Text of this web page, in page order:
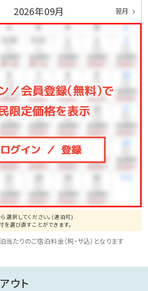
ください
ご希望のお客様は愛犬同伴可／デ
予約ください
70％（朝食のみ・素泊り：100％）
％（朝食のみ・素泊り：100％）
：無料
2026年09月 翌月
選択してください。(連泊可)
を選び直すことができます。
たりのご宿泊料金（税・サ込）となります
ウト